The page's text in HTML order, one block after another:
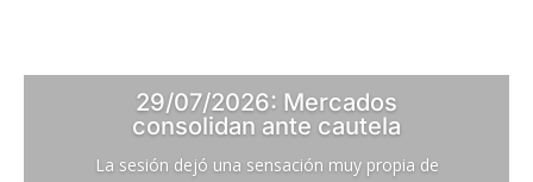
29/07/2026: Mercados
consolidan ante cautela
La sesión dejó una sensación muy propia de